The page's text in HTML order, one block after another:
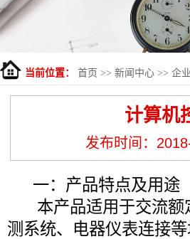
当前位置： 首页 >> 新闻中心 >> 企
计算机
发布时间：
一：产品特点及用途
本产品适用于交流额
测系统、电器仪表连接等